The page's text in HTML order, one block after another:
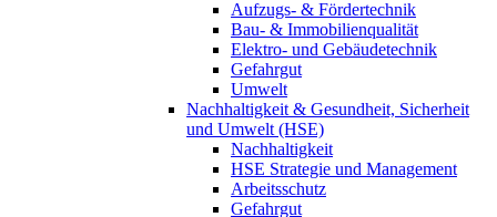
Aufzugs- & Fördertechnik
Bau- & Immobilienqualität
Elektro- und Gebäudetechnik
Gefahrgut
Umwelt
Nachhaltigkeit & Gesundheit, Sicherheit
und Umwelt (HSE)
Nachhaltigkeit
HSE Strategie und Management
Arbeitsschutz
Gefahrgut